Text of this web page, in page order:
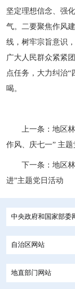
坚定理想信念、强
气。二要聚焦作风
线，树牢宗旨意识
广大人民群众紧紧
点任务，大力纠治“
喝。
上一条：地区
作风、庆七一” 主
下一条：地区
进”主题党日活动
中央政府和国家部委
自治区网站
地直部门网站